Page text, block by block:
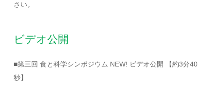
さい。
ビデオ公開
■第三回 食と科学シンポジウム NEW! ビデオ公開 【約3分40
秒】